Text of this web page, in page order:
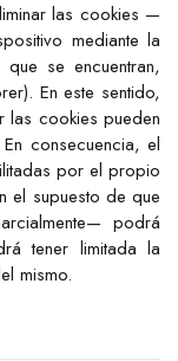
las cookies —
mediante la
se encuentran,
En este sentido,
las cookies pueden
consecuencia, el
por el propio
el supuesto de que
podrá
tener limitada la
mismo.